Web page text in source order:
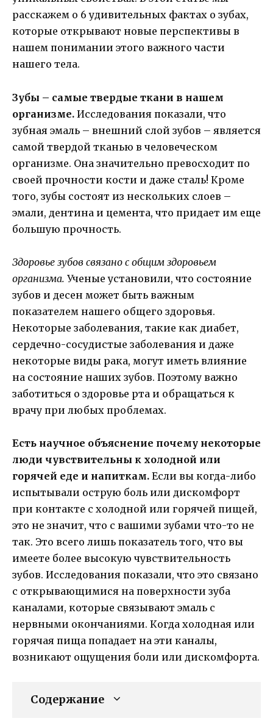
расскажем о 6 удивительных фактах о зубах,
которые открывают новые перспективы в
нашем понимании этого важного части
нашего тела.
Зубы – самые твердые ткани в нашем
организме. Исследования показали, что
зубная эмаль – внешний слой зубов – является
самой твердой тканью в человеческом
организме. Она значительно превосходит по
своей прочности кости и даже сталь! Кроме
того, зубы состоят из нескольких слоев –
эмали, дентина и цемента, что придает им еще
большую прочность.
Здоровье зубов связано с общим здоровьем
организма. Ученые установили, что состояние
зубов и десен может быть важным
показателем нашего общего здоровья.
Некоторые заболевания, такие как диабет,
сердечно-сосудистые заболевания и даже
некоторые виды рака, могут иметь влияние
на состояние наших зубов. Поэтому важно
заботиться о здоровье рта и обращаться к
врачу при любых проблемах.
Есть научное объяснение почему некоторые
люди чувствительны к холодной или
горячей еде и напиткам. Если вы когда-либо
испытывали острую боль или дискомфорт
при контакте с холодной или горячей пищей,
это не значит, что с вашими зубами что-то не
так. Это всего лишь показатель того, что вы
имеете более высокую чувствительность
зубов. Исследования показали, что это связано
с открывающимися на поверхности зуба
каналами, которые связывают эмаль с
нервными окончаниями. Когда холодная или
горячая пища попадает на эти каналы,
возникают ощущения боли или дискомфорта.
Содержание